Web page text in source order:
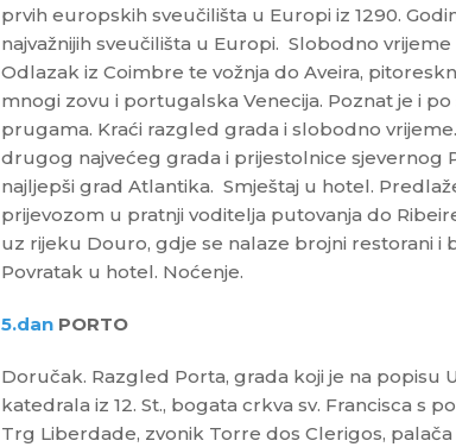
prvih europskih sveučilišta u Europi iz 1290.
najvažnijih sveučilišta u Europi. Slobodno
Odlazak iz Coimbre te vožnja do Aveira,
mnogi zovu i portugalska Venecija. Poznat je i
prugama. Kraći razgled grada i slobodno
drugog najvećeg grada i prijestolnice sjevernog
najljepši grad Atlantika. Smještaj u hotel.
prijevozom u pratnji voditelja putovanja do
uz rijeku Douro, gdje se nalaze brojni restorani i
Povratak u hotel. Noćenje.
5.dan PORTO
Doručak. Razgled Porta, grada koji je na popisu
katedrala iz 12. St., bogata crkva sv. Francisca s
Trg Liberdade, zvonik Torre dos Clerigos,